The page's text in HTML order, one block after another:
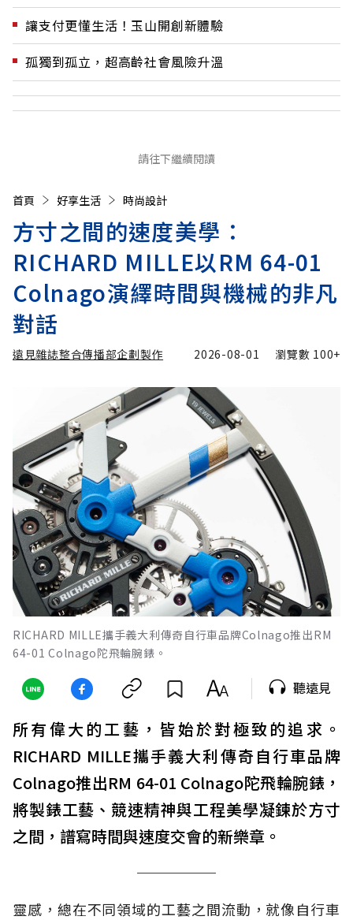
讓支付更懂生活！玉山開創新體驗
孤獨到孤立，超高齡社會風險升溫
請往下繼續閱讀
首頁 好享生活 時尚設計
方寸之間的速度美學：
RICHARD MILLE以RM 64-01
Colnago演繹時間與機械的非凡
對話
遠見雜誌整合傳播部企劃製作 2026-08-01 瀏覽數 100+
RICHARD MILLE攜手義大利傳奇自行車品牌Colnago推出RM
64-01 Colnago陀飛輪腕錶。
聽遠見
所有偉大的工藝，皆始於對極致的追求。
RICHARD MILLE攜手義大利傳奇自行車品牌
Colnago推出RM 64-01 Colnago陀飛輪腕錶，
將製錶工藝、競速精神與工程美學凝鍊於方寸
之間，譜寫時間與速度交會的新樂章。
靈感，總在不同領域的工藝之間流動，就像自行車